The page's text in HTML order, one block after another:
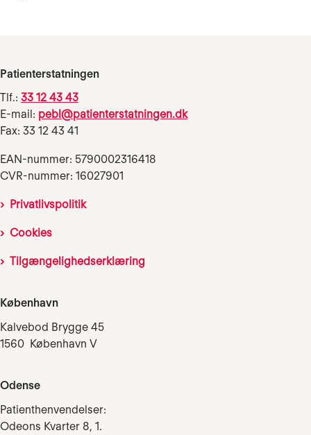
Patienterstatningen
Tlf.: 33 12 43 43
E-mail: pebl@patienterstatningen.dk
Fax: 33 12 43 41
EAN-nummer: 5790002316418
CVR-nummer: 16027901
Privatlivspolitik
Cookies
Tilgængelighedserklæring
København
Kalvebod Brygge 45
1560 København V
Odense
Patienthenvendelser:
Odeons Kvarter 8, 1.